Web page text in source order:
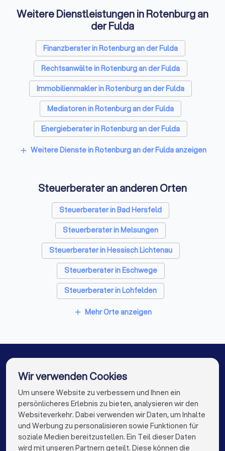
optimal vor
Das erste Treffen mit einem potenziellen Steuerberater
dient dem gegenseitigen Kennenlernen. Viele Kanzleien
bieten ein kurzes, kostenloses Erstgespräch von 15-20
Minuten an. Eine umfassende Beratung ist in der Regel
kostenpflichtig, klären Sie dies vorab.
Diese Fragen sollten Sie stellen
✓
Welche Erfahrung haben Sie mit Mandanten in
Gibt es Spezialisierungen oder Fachberatertitel
Wie läuft die Zusammenarbeit ab - digital,
persönlich oder hybrid?
Welche Software nutzen Sie (z.B. DATEV)?
Wie berechnen Sie Ihr Honorar - nach StBVV,
Pauschalpreise oder Stundensätze?
✓ Gibt es eine Vertretung bei Urlaub oder
Diese Unterlagen sollten Sie mitbringen
Letzte Steuerbescheide
Weitere Dienstleistungen in Rotenburg an
der Fulda
Finanzberater in Rotenburg an der Fulda
Rechtsanwälte in Rotenburg an der Fulda
Immobilienmakler in Rotenburg an der Fulda
Mediatoren in Rotenburg an der Fulda
Energieberater in Rotenburg an der Fulda
add Weitere Dienste in Rotenburg an der Fulda anzeigen
Steuerberater an anderen Orten
Steuerberater in Bad Hersfeld
Steuerberater in Melsungen
Steuerberater in Hessisch Lichtenau
Steuerberater in Eschwege
Steuerberater in Lohfelden
Steuerberater in Fuldabrück
Steuerberater in Borken (Hessen)
Steuerberater in Berlin
Steuerberater in Hamburg
Steuerberater in München
Steuerberater in Köln
Steuerberater in Frankfurt am Main
add Mehr Orte anzeigen
Die besten Steuerberater für Sie
info@trustlocal.de
Wir verwenden Cookies
Um unsere Website zu verbessern und Ihnen ein
persönlicheres Erlebnis zu bieten, analysieren wir den
Websiteverkehr. Dabei verwenden wir Daten, um Inhalte
und Werbung zu personalisieren sowie Funktionen für
soziale Medien bereitzustellen. Ein Teil dieser Daten
wird mit unseren Partnern geteilt. Diese können die